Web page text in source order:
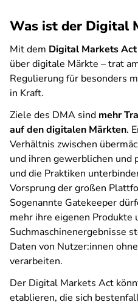
Was ist der Digital
Mit dem Digital Markets
über digitale Märkte – trat
Regulierung für besonders
in Kraft.
Ziele des DMA sind mehr
auf den digitalen Märkten.
Verhältnis zwischen
und ihren gewerblichen und
und die Praktiken
Vorsprung der großen
Sogenannte Gatekeeper
mehr ihre eigenen Produkte
Suchmaschinenergebnisse
Daten von Nutzer:innen
verarbeiten.
Der Digital Markets Act
etablieren, die sich